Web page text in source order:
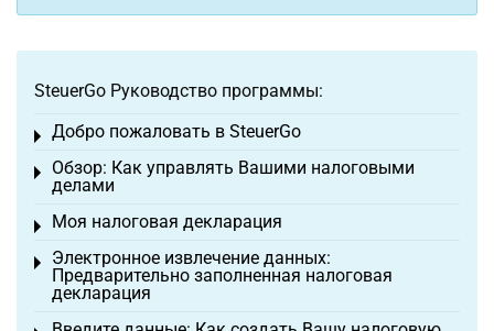
SteuerGo Руководство программы:
Добро пожаловать в SteuerGo
Toggle menu
Обзор: Как управлять Вашими налоговыми
делами
Toggle menu
Моя налоговая декларация
Toggle menu
Электронное извлечение данных:
Предварительно заполненная налоговая
декларация
Toggle menu